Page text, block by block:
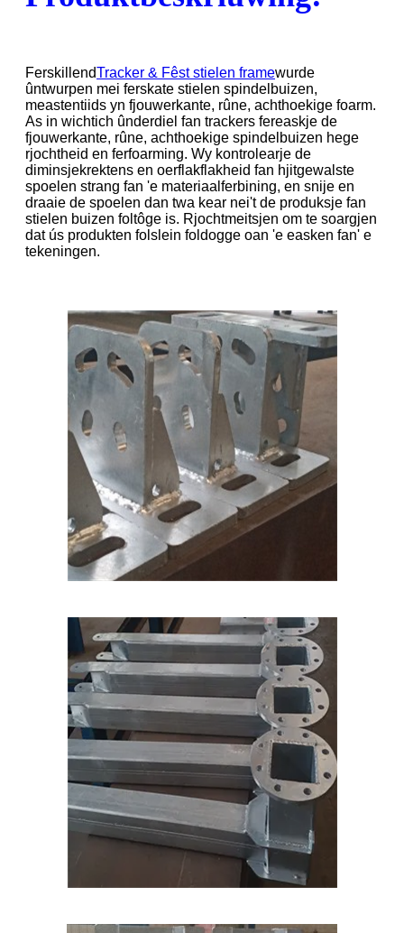
FerskillendTracker & Fêst stielen framewurde
ûntwurpen mei ferskate stielen spindelbuizen,
meastentiids yn fjouwerkante, rûne, achthoekige foarm.
As in wichtich ûnderdiel fan trackers fereaskje de
fjouwerkante, rûne, achthoekige spindelbuizen hege
rjochtheid en ferfoarming. Wy kontrolearje de
diminsjekrektens en oerflakflakheid fan hjitgewalste
spoelen strang fan 'e materiaalferbining, en snije en
draaie de spoelen dan twa kear nei't de produksje fan
stielen buizen foltôge is. Rjochtmeitsjen om te soargjen
dat ús produkten folslein foldogge oan 'e easken fan' e
tekeningen.